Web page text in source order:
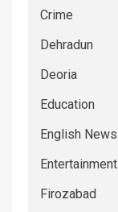
Crime
Dehradun
Deoria
Education
English News
Entertainment
Firozabad